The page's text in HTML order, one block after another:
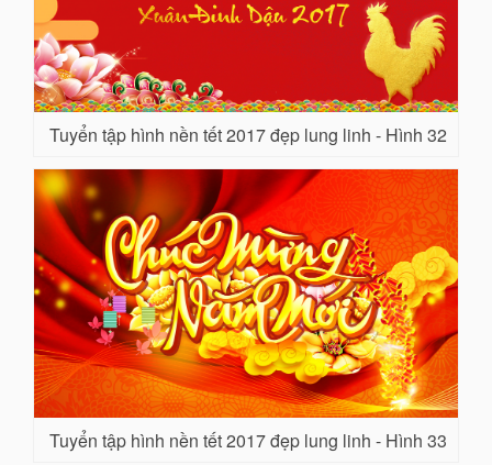
Tuyển tập hình nền tết 2017 đẹp lung linh - Hình 32
Tuyển tập hình nền tết 2017 đẹp lung linh - Hình 33